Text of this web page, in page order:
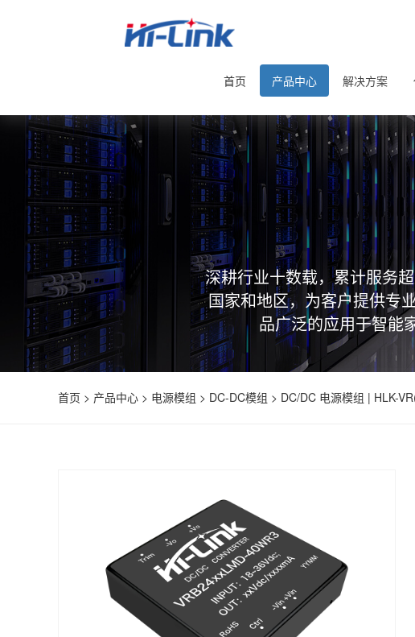
首页 产品中心 解决方案
深耕行业十数载，累计服务
国家和地区，为客户提供专
品广泛的应用于智能
首页 > 产品中心 > 电源模组 > DC-DC模组 > DC/DC 电源模组 | HLK-